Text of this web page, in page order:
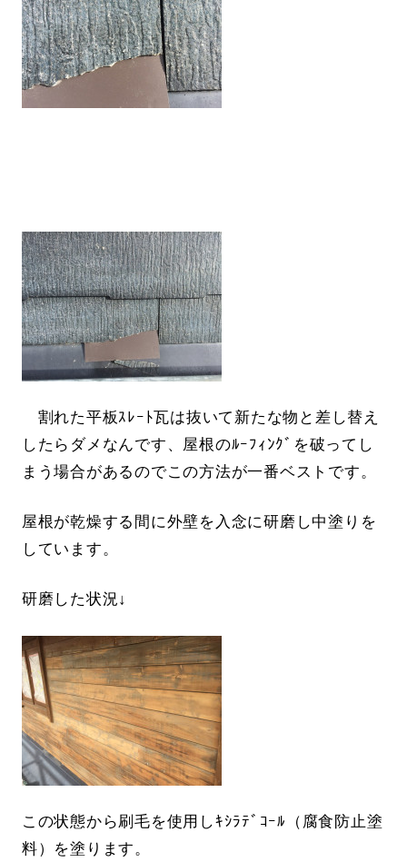
割れた平板ｽﾚｰﾄ瓦は抜いて新たな物と差し替え
したらダメなんです、屋根のﾙｰﾌｨﾝｸﾞを破ってし
まう場合があるのでこの方法が一番ベストです。
屋根が乾燥する間に外壁を入念に研磨し中塗りを
しています。
研磨した状況↓
この状態から刷毛を使用しｷｼﾗﾃﾞｺｰﾙ（腐食防止塗
料）を塗ります。